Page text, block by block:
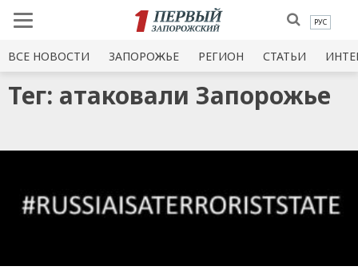
РУС
ВСЕ НОВОСТИ ЗАПОРОЖЬЕ РЕГИОН СТАТЬИ
Тег: атаковали Запорожье